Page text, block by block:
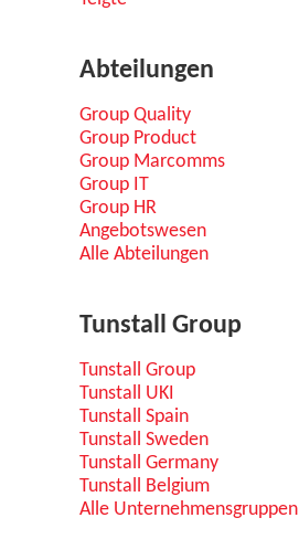
Abteilungen
Group Quality
Group Product
Group Marcomms
Group IT
Group HR
Angebotswesen
Alle Abteilungen
Tunstall Group
Tunstall Group
Tunstall UKI
Tunstall Spain
Tunstall Sweden
Tunstall Germany
Tunstall Belgium
Alle Unternehmensgruppen